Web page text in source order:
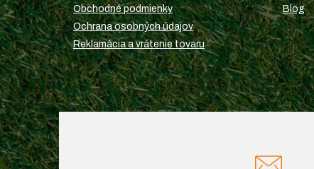
e
Obchodné podmienky
Ochrana osobných údajov
Reklamácia a vrátenie tovaru
Blog